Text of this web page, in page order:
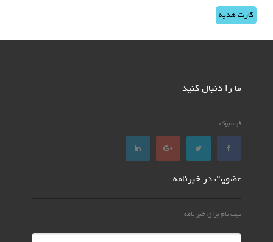
کارت هدیه
ما را دنبال کنید
فیسبوک
عضویت در خبرنامه
ثبت نام برای خبر نامه